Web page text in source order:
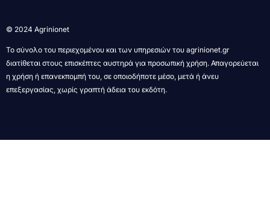
© 2024 Agrinionet
Το σύνολο του περιεχομένου και των υπηρεσιών του agrinionet.gr
διατίθεται στους επισκέπτες αυστηρά για προσωπική χρήση. Απαγορεύεται
η χρήση ή επανεκπομπή του, σε οποιοδήποτε μέσο, μετά ή άνευ
επεξεργασίας, χωρίς γραπτή άδεια του εκδότη.